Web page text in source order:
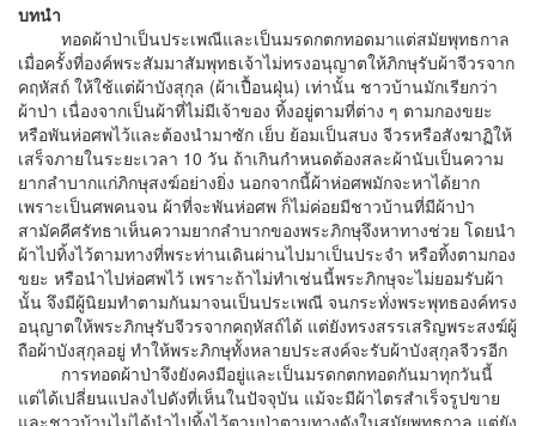
บทนำ
ทอดผ้าป่าเป็นประเพณีและเป็นมรดกตกทอดมาแต่สมัยพุทธกาล
เมื่อครั้งที่องค์พระสัมมาสัมพุทธเจ้าไม่ทรงอนุญาตให้ภิกษุรับผ้าจีวรจาก
คฤหัสถ์ ให้ใช้แต่ผ้าบังสุกุล (ผ้าเปื้อนฝุ่น) เท่านั้น ชาวบ้านมักเรียกว่า
ผ้าป่า เนื่องจากเป็นผ้าที่ไม่มีเจ้าของ ทิ้งอยู่ตามที่ต่าง ๆ ตามกองขยะ
หรือพันห่อศพไว้และต้องนำมาซัก เย็บ ย้อมเป็นสบง จีวรหรือสังฆาฏิให้
เสร็จภายในระยะเวลา 10 วัน ถ้าเกินกำหนดต้องสละผ้านับเป็นความ
ยากลำบากแก่ภิกษุสงฆ์อย่างยิ่ง นอกจากนี้ผ้าห่อศพมักจะหาได้ยาก
เพราะเป็นศพคนจน ผ้าที่จะพันห่อศพ ก็ไม่ค่อยมีชาวบ้านที่มีผ้าป่า
สามัคคีศรัทธาเห็นความยากลำบากของพระภิกษุจึงหาทางช่วย โดยนำ
ผ้าไปทิ้งไว้ตามทางที่พระท่านเดินผ่านไปมาเป็นประจำ หรือทิ้งตามกอง
ขยะ หรือนำไปห่อศพไว้ เพราะถ้าไม่ทำเช่นนี้พระภิกษุจะไม่ยอมรับผ้า
นั้น จึงมีผู้นิยมทำตามกันมาจนเป็นประเพณี จนกระทั่งพระพุทธองค์ทรง
อนุญาตให้พระภิกษุรับจีวรจากคฤหัสถ์ได้ แต่ยังทรงสรรเสริญพระสงฆ์ผู้
ถือผ้าบังสุกุลอยู่ ทำให้พระภิกษุทั้งหลายประสงค์จะรับผ้าบังสุกุลจีวรอีก
การทอดผ้าป่าจึงยังคงมีอยู่และเป็นมรดกตกทอดกันมาทุกวันนี้
แต่ได้เปลี่ยนแปลงไปดังที่เห็นในปัจจุบัน แม้จะมีผ้าไตรสำเร็จรูปขาย
และชาวบ้านไม่ได้นำไปทิ้งไว้ตามป่าตามทางดังในสมัยพุทธกาล แต่ยัง